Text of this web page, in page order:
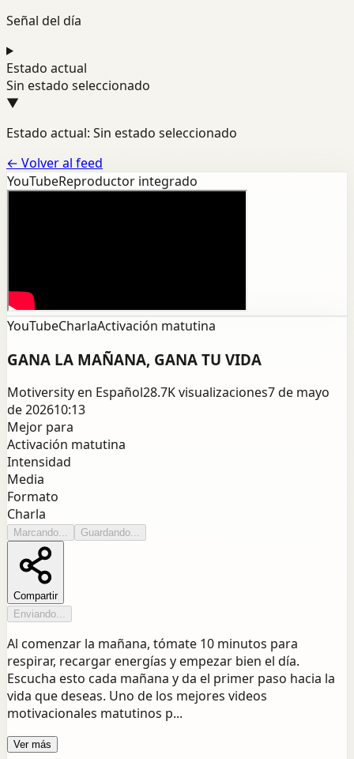
Señal del día
Estado actual
Sin estado seleccionado
▼
Estado actual: Sin estado seleccionado
← Volver al feed
YouTubeReproductor integrado
YouTubeCharlaActivación matutina
GANA LA MAÑANA, GANA TU VIDA
Motiversity en Español28.7Kvisualizaciones7 de mayo
de 202610:13
Mejor para
Activación matutina
Intensidad
Media
Formato
Charla
Marcando... Guardando...
Compartir
Enviando...
Al comenzar la mañana, tómate 10 minutos para
respirar, recargar energías y empezar bien el día.
Escucha esto cada mañana y da el primer paso hacia la
vida que deseas. Uno de los mejores videos
motivacionales matutinos p...
Ver más